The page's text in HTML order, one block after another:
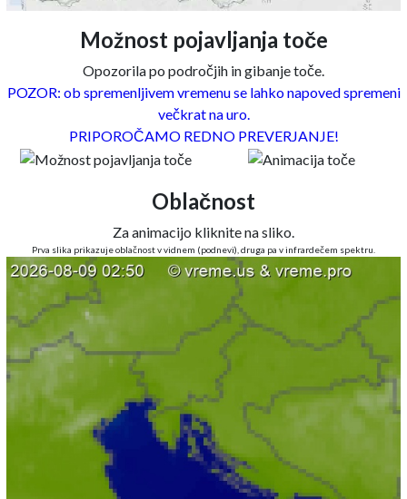
Možnost pojavljanja toče
Opozorila po področjih in gibanje toče.
POZOR: ob spremenljivem vremenu se lahko napoved spremeni
večkrat na uro.
PRIPOROČAMO REDNO PREVERJANJE!
Oblačnost
Za animacijo kliknite na sliko.
Prva slika prikazuje oblačnost v vidnem (podnevi), druga pa v infrardečem spektru.